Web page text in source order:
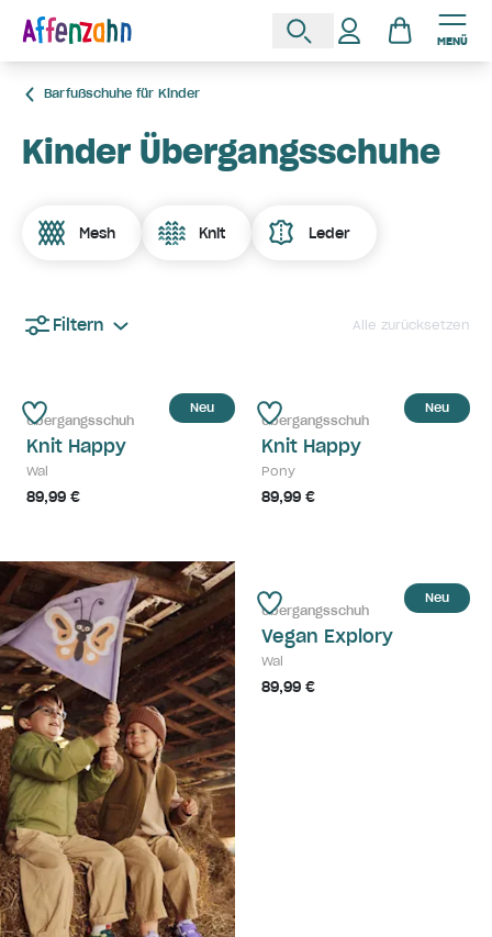
MENÜ
Barfußschuhe für Kinder
Kinder Übergangsschuhe
Mesh Knit Leder
Filtern Alle zurücksetzen
Neu
Übergangsschuh
Knit Happy
Wal
89,99 €
Neu
Übergangsschuh
Knit Happy
Pony
89,99 €
Neu
Übergangsschuh
Vegan Explory
Wal
89,99 €